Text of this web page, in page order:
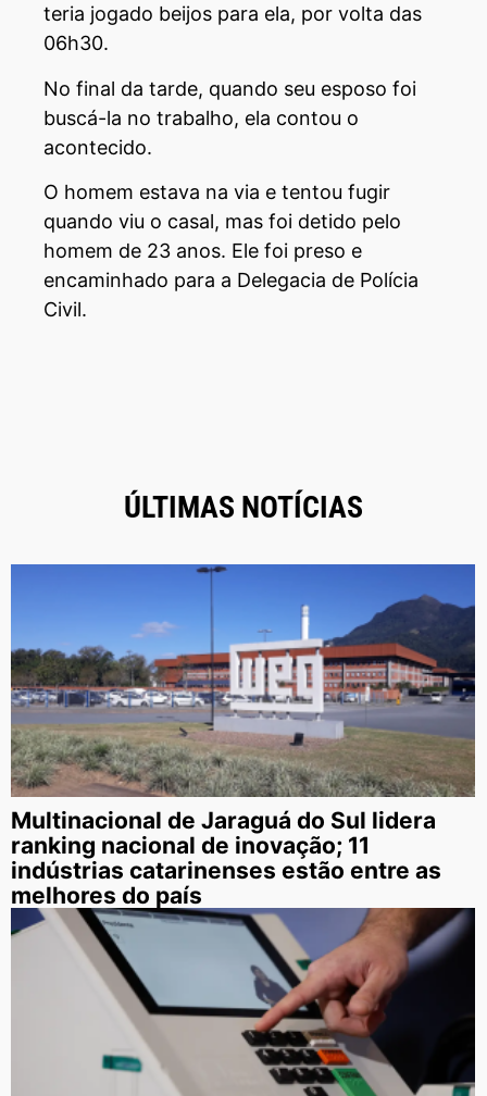
teria jogado beijos para ela, por volta das
06h30.
No final da tarde, quando seu esposo foi
buscá-la no trabalho, ela contou o
acontecido.
O homem estava na via e tentou fugir
quando viu o casal, mas foi detido pelo
homem de 23 anos. Ele foi preso e
encaminhado para a Delegacia de Polícia
Civil.
ÚLTIMAS NOTÍCIAS
Multinacional de Jaraguá do Sul lidera
ranking nacional de inovação; 11
indústrias catarinenses estão entre as
melhores do país